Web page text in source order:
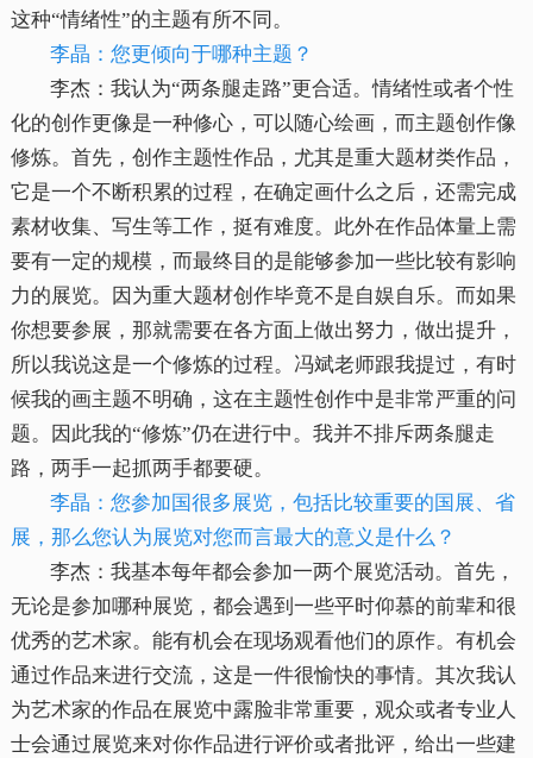
这种“情绪性”的主题有所不同。
李晶：您更倾向于哪种主题？
李杰：我认为“两条腿走路”更合适。情绪性或者个性
化的创作更像是一种修心，可以随心绘画，而主题创作像
修炼。首先，创作主题性作品，尤其是重大题材类作品，
它是一个不断积累的过程，在确定画什么之后，还需完成
素材收集、写生等工作，挺有难度。此外在作品体量上需
要有一定的规模，而最终目的是能够参加一些比较有影响
力的展览。因为重大题材创作毕竟不是自娱自乐。而如果
你想要参展，那就需要在各方面上做出努力，做出提升，
所以我说这是一个修炼的过程。冯斌老师跟我提过，有时
候我的画主题不明确，这在主题性创作中是非常严重的问
题。因此我的“修炼”仍在进行中。我并不排斥两条腿走
路，两手一起抓两手都要硬。
李晶：您参加国很多展览，包括比较重要的国展、省
展，那么您认为展览对您而言最大的意义是什么？
李杰：我基本每年都会参加一两个展览活动。首先，
无论是参加哪种展览，都会遇到一些平时仰慕的前辈和很
优秀的艺术家。能有机会在现场观看他们的原作。有机会
通过作品来进行交流，这是一件很愉快的事情。其次我认
为艺术家的作品在展览中露脸非常重要，观众或者专业人
士会通过展览来对你作品进行评价或者批评，给出一些建